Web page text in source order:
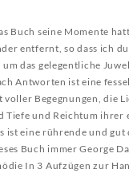
Buch seine Momente
entfernt, so dass ich
um das gelegentliche
Antworten ist eine
voller Begegnungen, die
Tiefe und Reichtum ihrer
ist eine rührende und
Buch immer George
In 3 Aufzügen zur